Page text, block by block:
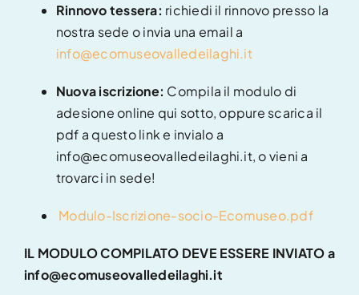
Rinnovo tessera: richiedi il rinnovo presso la
nostra sede o invia una email a
info@ecomuseovalledeilaghi.it
Nuova iscrizione: Compila il modulo di
adesione online qui sotto, oppure scarica il
pdf a questo link e invialo a
info@ecomuseovalledeilaghi.it, o vieni a
trovarci in sede!
Modulo-Iscrizione-socio-Ecomuseo.pdf
IL MODULO COMPILATO DEVE ESSERE INVIATO a
info@ecomuseovalledeilaghi.it